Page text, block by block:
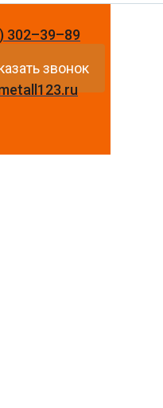
302–39–89
звонок